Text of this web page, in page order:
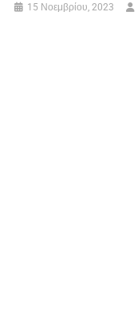
15 Νοεμβρίου, 2023